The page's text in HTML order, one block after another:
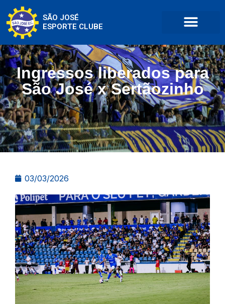
SÃO JOSÉ
ESPORTE CLUBE
Ingressos liberados para
São José x Sertãozinho
03/03/2026